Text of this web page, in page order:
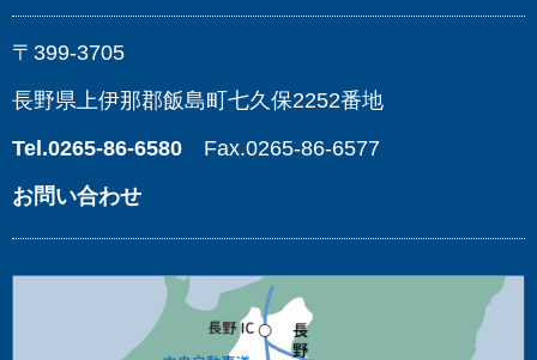
〒399-3705
長野県上伊那郡飯島町七久保2252番地
Tel.0265-86-6580 Fax.0265-86-6577
お問い合わせ